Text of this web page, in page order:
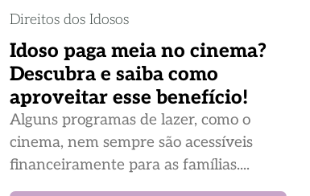
Direitos dos Idosos
Idoso paga meia no cinema?
Descubra e saiba como
aproveitar esse benefício!
Alguns programas de lazer, como o
cinema, nem sempre são acessíveis
financeiramente para as famílias....